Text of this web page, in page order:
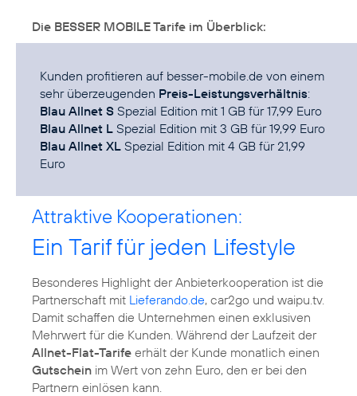
Die BESSER MOBILE Tarife im Überblick:
Kunden profitieren auf besser-mobile.de von einem
sehr überzeugenden Preis-Leistungsverhältnis
Blau Allnet S
Blau Allnet L
Blau Allnet XL Spezial Edition mit 4 GB für 21,99
Euro
Attraktive Kooperationen:
Ein Tarif für jeden Lifestyle
Besonderes Highlight der Anbieterkooperation ist die
Partnerschaft mit Lieferando.de, car2go und waipu.tv.
Damit schaffen die Unternehmen einen exklusiven
Mehrwert für die Kunden. Während der Laufzeit der
Allnet-Flat-Tarife erhält der Kunde monatlich einen
Gutschein im Wert von zehn Euro, den er bei den
Partnern einlösen kann.